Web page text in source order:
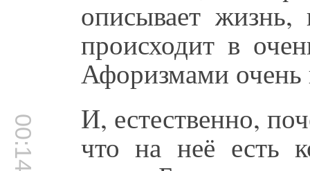
описывает
происходит в
Афоризмами
И, естественно,
что на неё есть